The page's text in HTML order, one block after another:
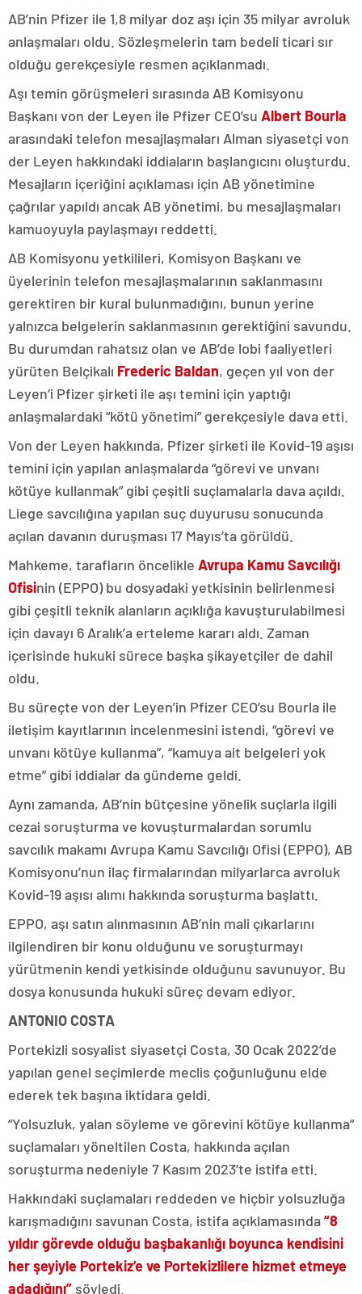
AB’nin Pfizer ile 1,8 milyar doz aşı için 35 milyar avroluk
anlaşmaları oldu. Sözleşmelerin tam bedeli ticari sır
olduğu gerekçesiyle resmen açıklanmadı.
Aşı temin görüşmeleri sırasında AB Komisyonu
Başkanı von der Leyen ile Pfizer CEO’su Albert Bourla
arasındaki telefon mesajlaşmaları Alman siyasetçi von
der Leyen hakkındaki iddiaların başlangıcını oluşturdu.
Mesajların içeriğini açıklaması için AB yönetimine
çağrılar yapıldı ancak AB yönetimi, bu mesajlaşmaları
kamuoyuyla paylaşmayı reddetti.
AB Komisyonu yetkilileri, Komisyon Başkanı ve
üyelerinin telefon mesajlaşmalarının saklanmasını
gerektiren bir kural bulunmadığını, bunun yerine
yalnızca belgelerin saklanmasının gerektiğini savundu.
Bu durumdan rahatsız olan ve AB’de lobi faaliyetleri
yürüten Belçikalı Frederic Baldan, geçen yıl von der
Leyen’i Pfizer şirketi ile aşı temini için yaptığı
anlaşmalardaki “kötü yönetimi” gerekçesiyle dava etti.
Von der Leyen hakkında, Pfizer şirketi ile Kovid-19 aşısı
temini için yapılan anlaşmalarda “görevi ve unvanı
kötüye kullanmak” gibi çeşitli suçlamalarla dava açıldı.
Liege savcılığına yapılan suç duyurusu sonucunda
açılan davanın duruşması 17 Mayıs’ta görüldü.
Mahkeme, tarafların öncelikle Avrupa Kamu Savcılığı
Ofisinin (EPPO) bu dosyadaki yetkisinin belirlenmesi
gibi çeşitli teknik alanların açıklığa kavuşturulabilmesi
için davayı 6 Aralık’a erteleme kararı aldı. Zaman
içerisinde hukuki sürece başka şikayetçiler de dahil
oldu.
Bu süreçte von der Leyen’in Pfizer CEO’su Bourla ile
iletişim kayıtlarının incelenmesini istendi, “görevi ve
unvanı kötüye kullanma”, “kamuya ait belgeleri yok
etme” gibi iddialar da gündeme geldi.
Aynı zamanda, AB’nin bütçesine yönelik suçlarla ilgili
cezai soruşturma ve kovuşturmalardan sorumlu
savcılık makamı Avrupa Kamu Savcılığı Ofisi (EPPO), AB
Komisyonu’nun ilaç firmalarından milyarlarca avroluk
Kovid-19 aşısı alımı hakkında soruşturma başlattı.
EPPO, aşı satın alınmasının AB’nin mali çıkarlarını
ilgilendiren bir konu olduğunu ve soruşturmayı
yürütmenin kendi yetkisinde olduğunu savunuyor. Bu
dosya konusunda hukuki süreç devam ediyor.
ANTONIO COSTA
Portekizli sosyalist siyasetçi Costa, 30 Ocak 2022’de
yapılan genel seçimlerde meclis çoğunluğunu elde
ederek tek başına iktidara geldi.
“Yolsuzluk, yalan söyleme ve görevini kötüye kullanma”
suçlamaları yöneltilen Costa, hakkında açılan
soruşturma nedeniyle 7 Kasım 2023’te istifa etti.
Hakkındaki suçlamaları reddeden ve hiçbir yolsuzluğa
karışmadığını savunan Costa, istifa açıklamasında“8
yıldır görevde olduğu başbakanlığı boyunca kendisini
her şeyiyle Portekiz’e ve Portekizlilere hizmet etmeye
adadığını” söyledi.